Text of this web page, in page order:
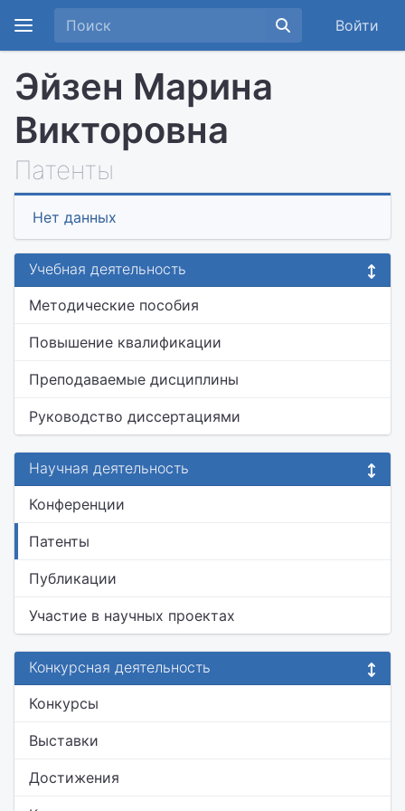
Войти
Эйзен Марина
Викторовна
Патенты
Нет данных
Учебная деятельность
Методические пособия
Повышение квалификации
Преподаваемые дисциплины
Руководство диссертациями
Научная деятельность
Конференции
Патенты
Публикации
Участие в научных проектах
Конкурсная деятельность
Конкурсы
Выставки
Достижения